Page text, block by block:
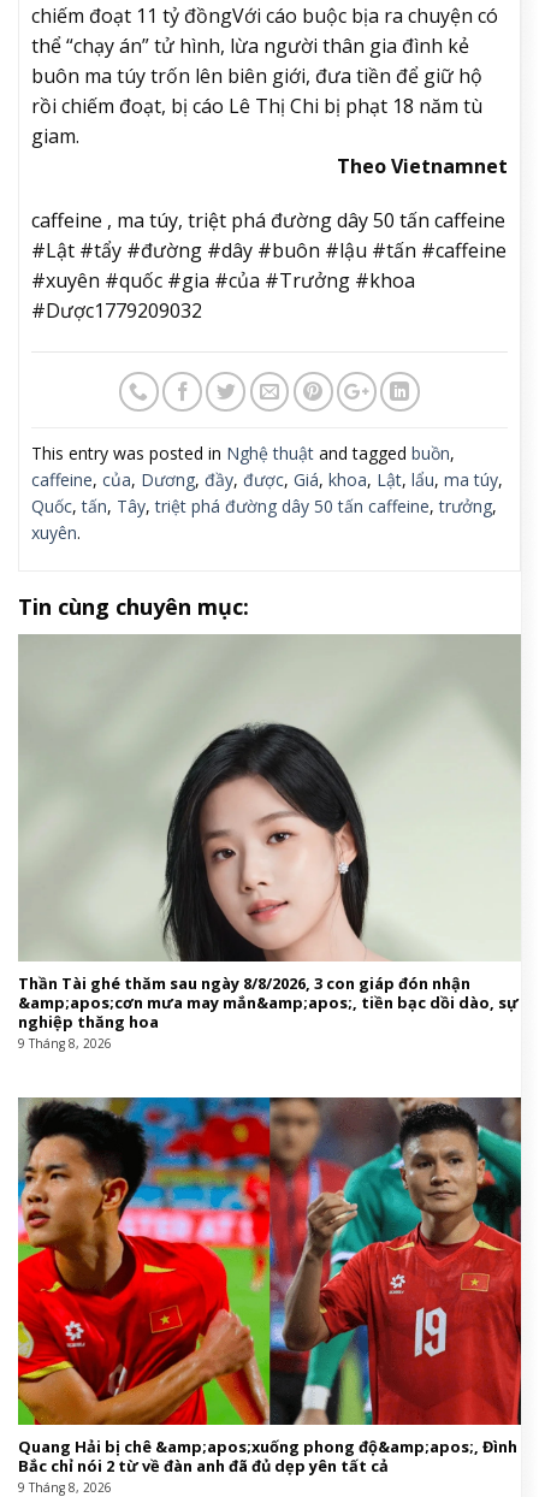
chiếm đoạt 11 tỷ đồngVới cáo buộc bịa ra chuyện có
thể “chạy án” tử hình, lừa người thân gia đình kẻ
buôn ma túy trốn lên biên giới, đưa tiền để giữ hộ
rồi chiếm đoạt, bị cáo Lê Thị Chi bị phạt 18 năm tù
giam.
Theo Vietnamnet
caffeine , ma túy, triệt phá đường dây 50 tấn caffeine
#Lật #tẩy #đường #dây #buôn #lậu #tấn #caffeine
#xuyên #quốc #gia #của #Trưởng #khoa
#Dược1779209032
This entry was posted in Nghệ thuật and tagged buồn,
caffeine, của, Dương, đầy, được, Giá, khoa, Lật, lẩu, ma túy,
Quốc,tấn, Tây,triệt phá đường dây 50 tấn caffeine,trưởng,
xuyên.
Tin cùng chuyên mục:
Thần Tài ghé thăm sau ngày 8/8/2026, 3 con giáp đón nhận
&amp;apos;cơn mưa may mắn&amp;apos;, tiền bạc dồi dào, sự
nghiệp thăng hoa
9 Tháng 8, 2026
Quang Hải bị chê &amp;apos;xuống phong độ&amp;apos;, Đình
Bắc chỉ nói 2 từ về đàn anh đã đủ dẹp yên tất cả
9 Tháng 8, 2026